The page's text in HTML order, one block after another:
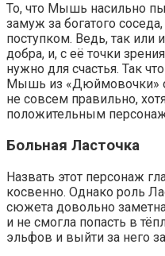
То, что Мышь насильно
замуж за богатого
поступком. Ведь, так или
добра, и, с её точки
нужно для счастья. Так
Мышь из «Дюймовочки»
не совсем правильно,
положительным
Больная Ласточка
Назвать этот персонаж
косвенно. Однако роль
сюжета довольно
и не смогла попасть в
эльфов и выйти за него